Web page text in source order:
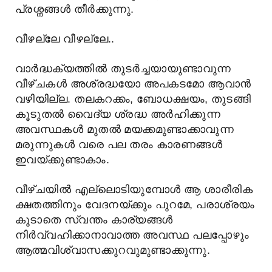
പ്രശ്നങ്ങൾ തീർക്കുന്നു.
വീഴല്ലേ വീഴല്ലേ..
വാർദ്ധക്യത്തിൽ തുടർച്ചയായുണ്ടാവുന്ന
വീഴ്ചകൾ അശ്രദ്ധയോ അപകടമോ ആവാൻ
വഴിയില്ല. തലകറക്കം, ബോധക്ഷയം, തുടങ്ങി
കൂടുതൽ വൈദ്യ ശ്രദ്ധ അർഹിക്കുന്ന
അവസ്ഥകൾ മുതൽ മയക്കമുണ്ടാക്കാവുന്ന
മരുന്നുകൾ വരെ പല തരം കാരണങ്ങൾ
ഇവയ്ക്കുണ്ടാകാം.
വീഴ്ചയിൽ എല്ലൊടിയുമ്പോൾ ആ ശാരീരിക
ക്ഷതത്തിനും വേദനയ്ക്കും പുറമേ, പരാശ്രയം
കൂടാതെ സ്വന്തം കാര്യങ്ങൾ
നിർവ്വഹിക്കാനാവാത്ത അവസ്ഥ പലപ്പോഴും
ആത്മവിശ്വാസക്കുറവുമുണ്ടാക്കുന്നു.